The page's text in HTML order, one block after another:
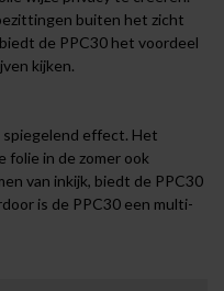
buiten het zicht
de PPC30 het voordeel
kijken.
spiegelend effect. Het
folie in de zomer ook
van inkijk, biedt de PPC30
is de PPC30 een multi-